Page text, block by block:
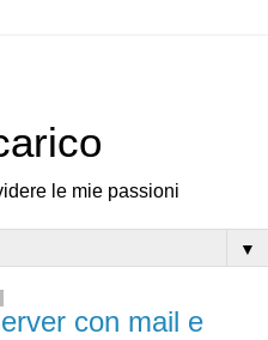
le mie passioni
▼
con mail e